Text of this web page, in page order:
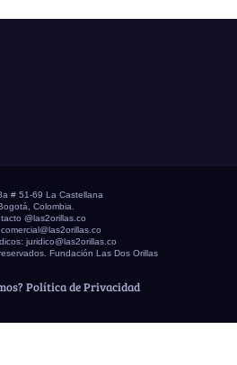
# 51-69 La Castellana
Colombia.
@las2orillas.co
comercial@las2orillas.co
juridico@las2orillas.co
Fundación Las Dos Orillas
Política de Privacidad